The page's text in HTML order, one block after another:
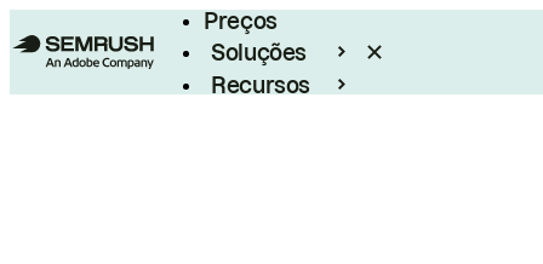
Preços
Soluções
Recursos